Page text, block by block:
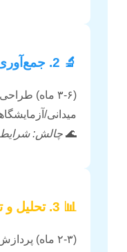
🔬 2. جمع‌آوری داده
(۳-۶ ماه)
میدانی/
🌊 چالش:
📊 3. تحلیل و تفسیر
(۲-۳ ماه)